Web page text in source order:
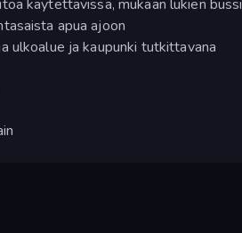
käytettävissä, mukaan lukien bussi
apua ajoon
ulkoalue ja kaupunki tutkittavana